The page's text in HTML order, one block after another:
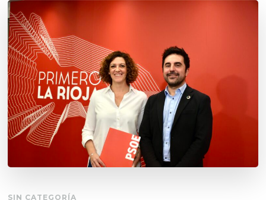
SIN CATEGORÍA